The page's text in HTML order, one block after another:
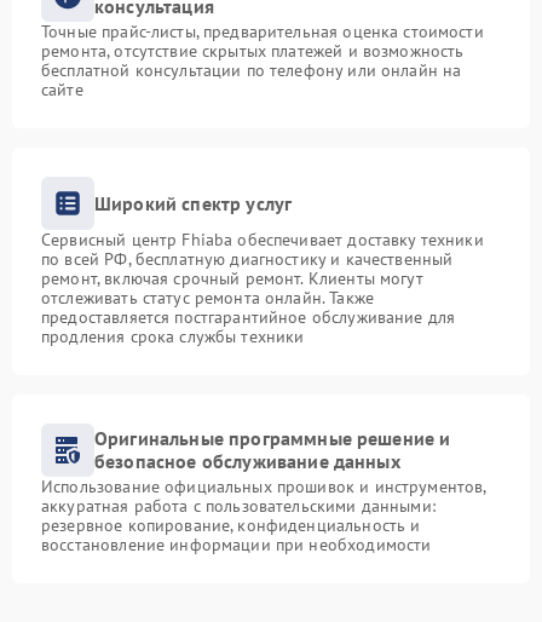
консультация
Точные прайс-листы, предварительная оценка стоимости
ремонта, отсутствие скрытых платежей и возможность
бесплатной консультации по телефону или онлайн на
сайте
Широкий спектр услуг
Сервисный центр Fhiaba обеспечивает доставку техники
по всей РФ, бесплатную диагностику и качественный
ремонт, включая срочный ремонт. Клиенты могут
отслеживать статус ремонта онлайн. Также
предоставляется постгарантийное обслуживание для
продления срока службы техники
Оригинальные программные решение и
безопасное обслуживание данных
Использование официальных прошивок и инструментов,
аккуратная работа с пользовательскими данными:
резервное копирование, конфиденциальность и
восстановление информации при необходимости